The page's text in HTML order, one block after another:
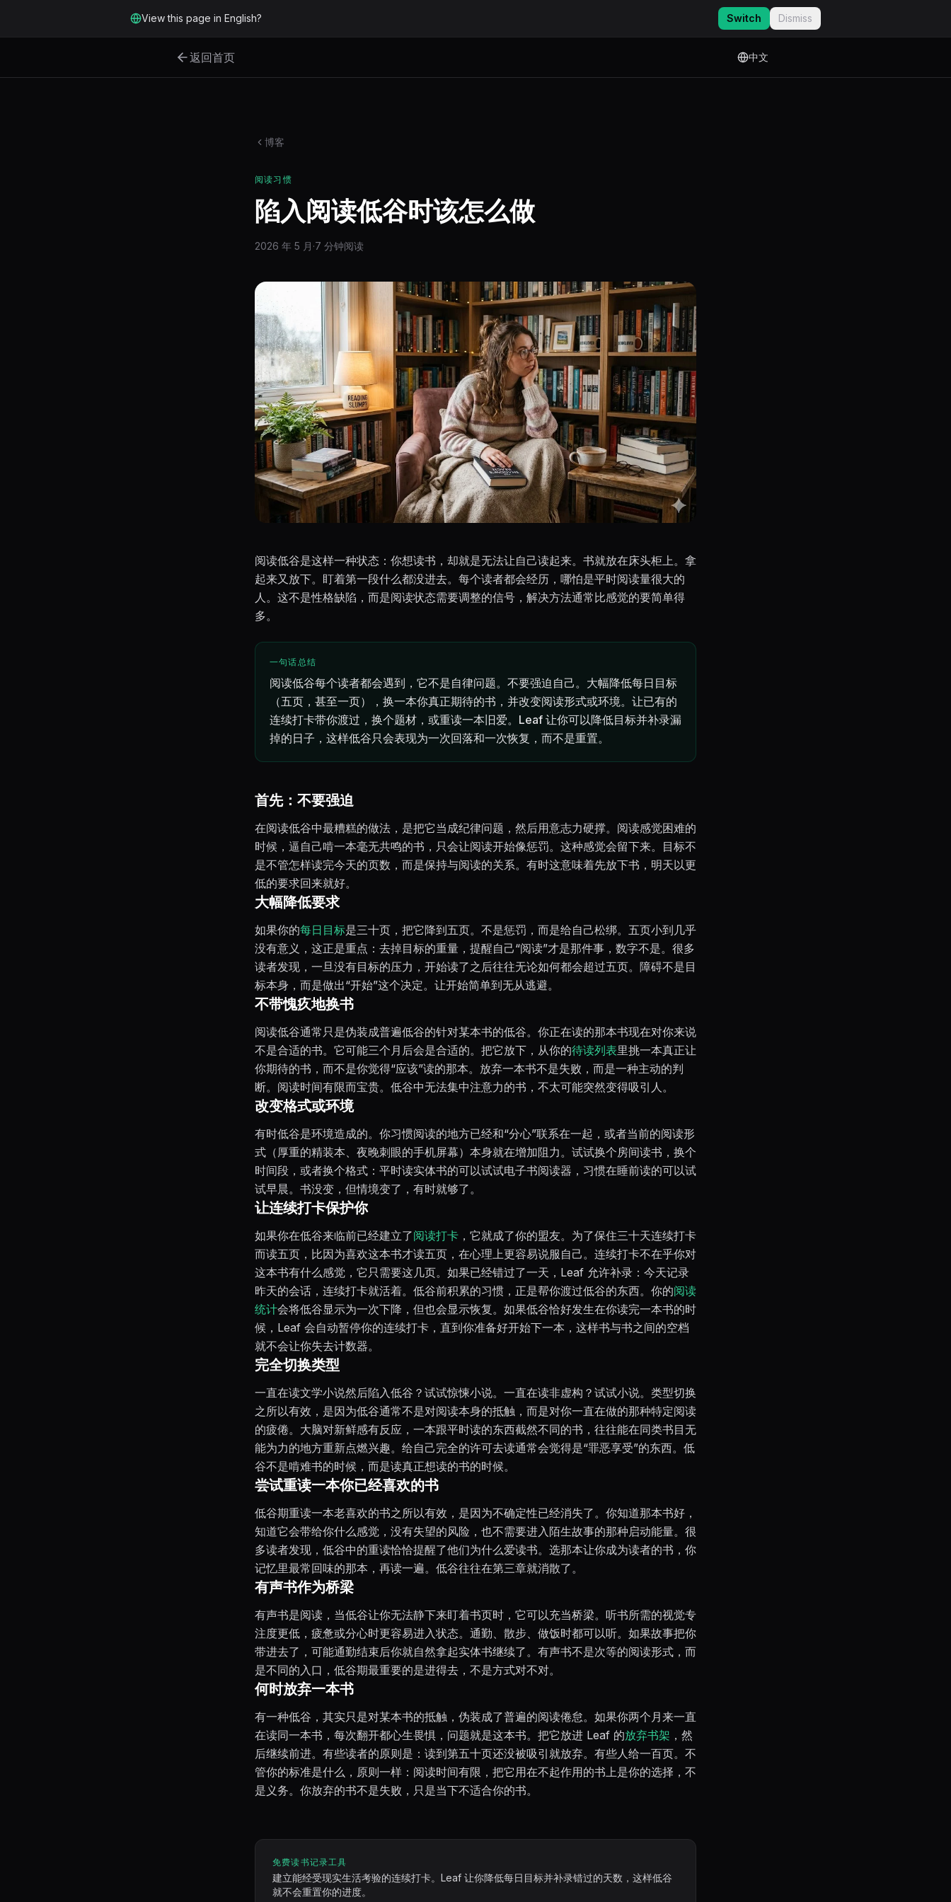
View this page in English? Switch Dismiss
返回首页 中文
博客
阅读习惯
陷入阅读低谷时该怎么做
2026 年 5 月 ·7 分钟阅读
阅读低谷是这样一种状态：你想读书，却就是无法让自己读起来。书就放在床头柜上。拿
起来又放下。盯着第一段什么都没进去。每个读者都会经历，哪怕是平时阅读量很大的
人。这不是性格缺陷，而是阅读状态需要调整的信号，解决方法通常比感觉的要简单得
多。
一句话总结
阅读低谷每个读者都会遇到，它不是自律问题。不要强迫自己。大幅降低每日目标
（五页，甚至一页），换一本你真正期待的书，并改变阅读形式或环境。让已有的
连续打卡带你渡过，换个题材，或重读一本旧爱。Leaf 让你可以降低目标并补录漏
掉的日子，这样低谷只会表现为一次回落和一次恢复，而不是重置。
首先：不要强迫
在阅读低谷中最糟糕的做法，是把它当成纪律问题，然后用意志力硬撑。阅读感觉困难的
时候，逼自己啃一本毫无共鸣的书，只会让阅读开始像惩罚。这种感觉会留下来。目标不
是不管怎样读完今天的页数，而是保持与阅读的关系。有时这意味着先放下书，明天以更
低的要求回来就好。
大幅降低要求
如果你的每日目标是三十页，把它降到五页。不是惩罚，而是给自己松绑。五页小到几乎
没有意义，这正是重点：去掉目标的重量，提醒自己“阅读”才是那件事，数字不是。很多
读者发现，一旦没有目标的压力，开始读了之后往往无论如何都会超过五页。障碍不是目
标本身，而是做出“开始”这个决定。让开始简单到无从逃避。
不带愧疚地换书
阅读低谷通常只是伪装成普遍低谷的针对某本书的低谷。你正在读的那本书现在对你来说
不是合适的书。它可能三个月后会是合适的。把它放下，从你的待读列表里挑一本真正让
你期待的书，而不是你觉得“应该”读的那本。放弃一本书不是失败，而是一种主动的判
断。阅读时间有限而宝贵。低谷中无法集中注意力的书，不太可能突然变得吸引人。
改变格式或环境
有时低谷是环境造成的。你习惯阅读的地方已经和“分心”联系在一起，或者当前的阅读形
式（厚重的精装本、夜晚刺眼的手机屏幕）本身就在增加阻力。试试换个房间读书，换个
时间段，或者换个格式：平时读实体书的可以试试电子书阅读器，习惯在睡前读的可以试
试早晨。书没变，但情境变了，有时就够了。
让连续打卡保护你
如果你在低谷来临前已经建立了阅读打卡 ，它就成了你的盟友。为了保住三十天连续打卡
而读五页，比因为喜欢这本书才读五页，在心理上更容易说服自己。连续打卡不在乎你对
这本书有什么感觉，它只需要这几页。如果已经错过了一天，Leaf 允许补录：今天记录
昨天的会话，连续打卡就活着。低谷前积累的习惯，正是帮你渡过低谷的东西。你的阅读
统计会将低谷显示为一次下降，但也会显示恢复。如果低谷恰好发生在你读完一本书的时
候，Leaf 会自动暂停你的连续打卡，直到你准备好开始下一本，这样书与书之间的空档
就不会让你失去计数器。
完全切换类型
一直在读文学小说然后陷入低谷？试试惊悚小说。一直在读非虚构？试试小说。类型切换
之所以有效，是因为低谷通常不是对阅读本身的抵触，而是对你一直在做的那种特定阅读
的疲倦。大脑对新鲜感有反应，一本跟平时读的东西截然不同的书，往往能在同类书目无
能为力的地方重新点燃兴趣。给自己完全的许可去读通常会觉得是“罪恶享受”的东西。低
谷不是啃难书的时候，而是读真正想读的书的时候。
尝试重读一本你已经喜欢的书
低谷期重读一本老喜欢的书之所以有效，是因为不确定性已经消失了。你知道那本书好，
知道它会带给你什么感觉，没有失望的风险，也不需要进入陌生故事的那种启动能量。很
多读者发现，低谷中的重读恰恰提醒了他们为什么爱读书。选那本让你成为读者的书，你
记忆里最常回味的那本，再读一遍。低谷往往在第三章就消散了。
有声书作为桥梁
有声书是阅读，当低谷让你无法静下来盯着书页时，它可以充当桥梁。听书所需的视觉专
注度更低，疲惫或分心时更容易进入状态。通勤、散步、做饭时都可以听。如果故事把你
带进去了，可能通勤结束后你就自然拿起实体书继续了。有声书不是次等的阅读形式，而
是不同的入口，低谷期最重要的是进得去，不是方式对不对。
何时放弃一本书
有一种低谷，其实只是对某本书的抵触，伪装成了普遍的阅读倦怠。如果你两个月来一直
在读同一本书，每次翻开都心生畏惧，问题就是这本书。把它放进 Leaf 的放弃书架 ，然
后继续前进。有些读者的原则是：读到第五十页还没被吸引就放弃。有些人给一百页。不
管你的标准是什么，原则一样：阅读时间有限，把它用在不起作用的书上是你的选择，不
是义务。你放弃的书不是失败，只是当下不适合你的书。
免费读书记录工具
建立能经受现实生活考验的连续打卡。Leaf 让你降低每日目标并补录错过的天数，这样低谷
就不会重置你的进度。